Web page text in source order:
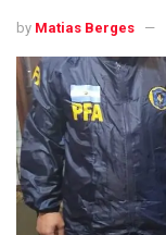
by Matias Berges